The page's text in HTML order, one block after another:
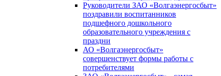
Руководители ЗАО «Волгаэнергосбыт»
поздравили воспитанников
подшефного дошкольного
образовательного учреждения с
праздни
АО «Волгаэнергосбыт»
совершенствует формы работы с
потребителями